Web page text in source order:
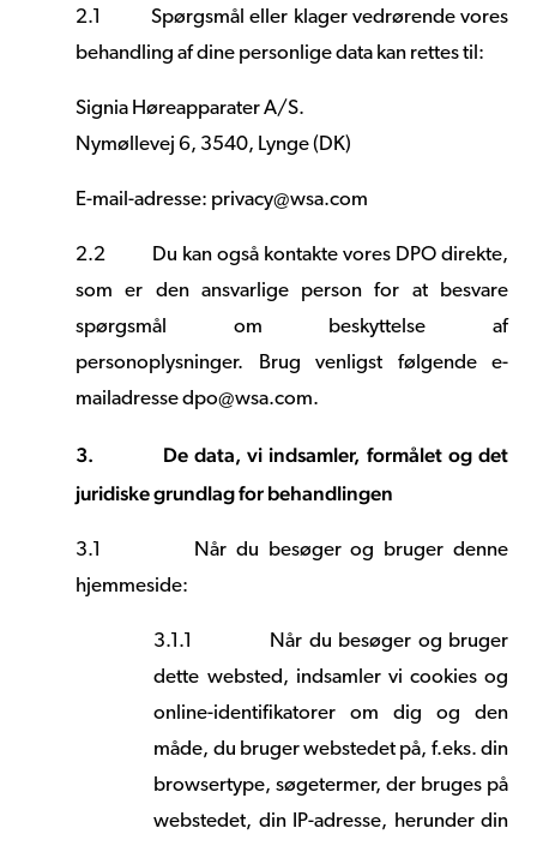
2.1Spørgsmål eller klager vedrørende vores
behandling af dine personlige data kan rettes til:
Signia HøreapparaterA/S.
Nymøllevej 6, 3540, Lynge (DK)
E-mail-adresse: privacy@wsa.com
2.2
Du kan også kontakte vores DPO direkte,
som er den ansvarlige person for at besvare
spørgsmål om beskyttelse af
personoplysninger.
Brug venligst følgendee-
mailadressedpo@wsa.com.
3.
De data, vi indsamler, formålet og det
juridiske grundlag for behandlingen
3.1
Når du besøger og bruger denne
hjemmeside:
3.1.1 Når du besøger og bruger
dette websted, indsamler vi cookies og
online-identifikatorer om dig og den
måde, du bruger webstedet på, f.eks. din
browsertype, søgetermer, der bruges på
webstedet, din IP-adresse, herunder din